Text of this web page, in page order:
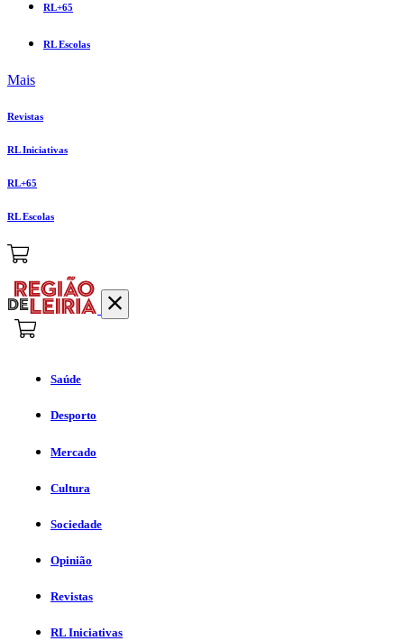
RL+65
RL Escolas
Mais
Revistas
RL Iniciativas
RL+65
RL Escolas
Saúde
Desporto
Mercado
Cultura
Sociedade
Opinião
Revistas
RL Iniciativas